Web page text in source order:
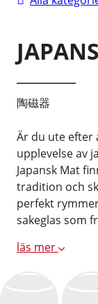
陶磁器
Är du ute efter
upplevelse av
Japansk Mat
tradition och
perfekt
sakeglas som
läs mer